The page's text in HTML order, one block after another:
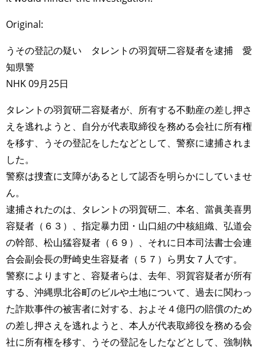
Original:
うその登記の疑い タレントの羽賀研二容疑者を逮捕 愛
知県警
NHK 09月25日
タレントの羽賀研二容疑者が、所有する不動産の差し押さ
えを逃れようと、自分が代表取締役を務める会社に所有権
を移す、うその登記をしたなどとして、警察に逮捕されま
した。
警察は捜査に支障があるとして認否を明らかにしていませ
ん。
逮捕されたのは、タレントの羽賀研二、本名、當眞美喜男
容疑者（６３）、指定暴力団・山口組の中核組織、弘道会
の幹部、松山猛容疑者（６９）、それに日本司法書士会連
合会副会長の野崎史生容疑者（５７）ら男女７人です。
警察によりますと、容疑者らは、去年、羽賀容疑者が所有
する、沖縄県北谷町のビルや土地について、過去に関わっ
た詐欺事件の被害者に対する、およそ４億円の賠償のため
の差し押さえを逃れようと、本人が代表取締役を務める会
社に所有権を移す、うその登記をしたなどとして、強制執